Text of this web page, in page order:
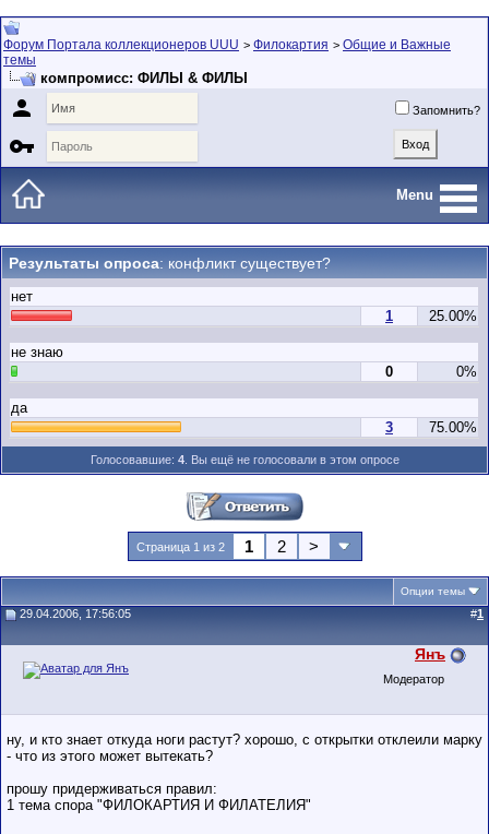
Форум Портала коллекционеров UUU > Филокартия > Общие и Важные
темы
компромисс: ФИЛЫ & ФИЛЫ
 Запомнить?

Menu
Результаты опроса: конфликт существует?
нет
1
25.00%
не знаю
0
0%
да
3
75.00%
Голосовавшие: 4. Вы ещё не голосовали в этом опросе
Страница 1 из 2 1 2 >
Опции темы
29.04.2006, 17:56:05 #1
Янъ
Модератор
ну, и кто знает откуда ноги растут? хорошо, с открытки отклеили марку
- что из этого может вытекать?
прошу придерживаться правил:
1 тема спора "ФИЛОКАРТИЯ И ФИЛАТЕЛИЯ"